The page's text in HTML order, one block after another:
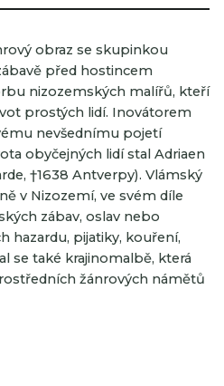
obraz se skupinkou
před hostincem
nizozemských malířů, kteří
prostých lidí. Inovátorem
nevšednímu pojetí
obyčejných lidí stal Adriaen
†1638 Antverpy). Vlámský
v Nizozemí, ve svém díle
zábav, oslav nebo
hazardu, pijatiky, kouření,
se také krajinomalbě, která
žánrových námětů